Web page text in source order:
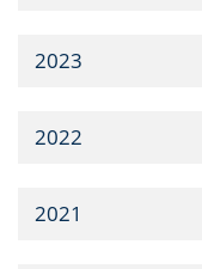
2023
2022
2021